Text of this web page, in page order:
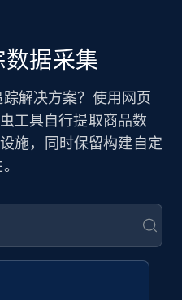
数据采集
解决方案？使用网页
工具自行提取商品数
施，同时保留构建自定